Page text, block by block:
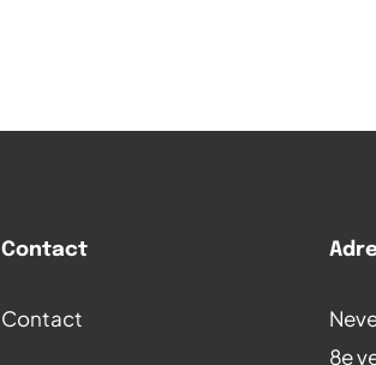
Contact
Contact
8e